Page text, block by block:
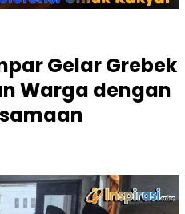
Gelar Grebek
Warga dengan